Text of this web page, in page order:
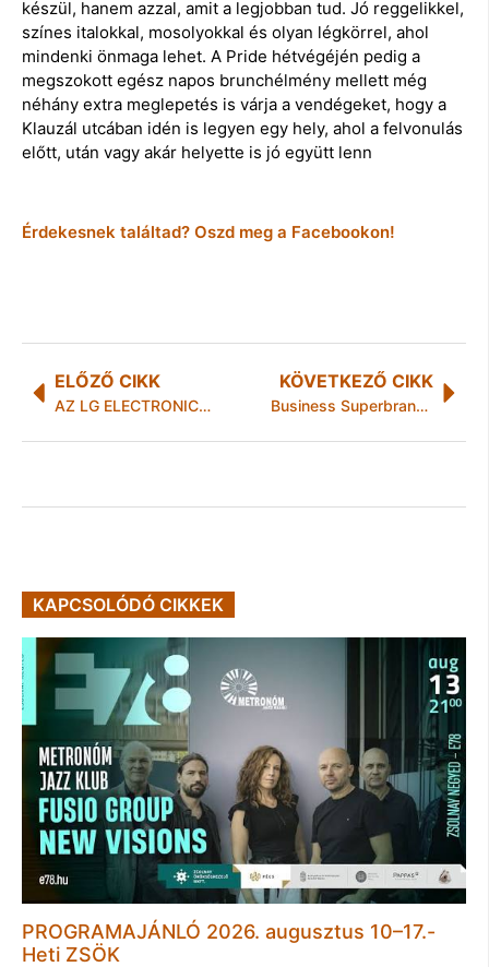
készül, hanem azzal, amit a legjobban tud. Jó reggelikkel,
színes italokkal, mosolyokkal és olyan légkörrel, ahol
mindenki önmaga lehet. A Pride hétvégéjén pedig a
megszokott egész napos brunchélmény mellett még
néhány extra meglepetés is várja a vendégeket, hogy a
Klauzál utcában idén is legyen egy hely, ahol a felvonulás
előtt, után vagy akár helyette is jó együtt lenn
Érdekesnek találtad? Oszd meg a Facebookon!
ELŐZŐ CIKK
AZ LG ELECTRONICS BEMUTATJA E-PAPER DISPLAY KIJELZŐJÉT
KÖVETKEZŐ CIKK
Business Superbrands 2026 minősítést nyert a Husqvarna Magyarország
KAPCSOLÓDÓ CIKKEK
PROGRAMAJÁNLÓ 2026. augusztus 10–17.-
Heti ZSÖK